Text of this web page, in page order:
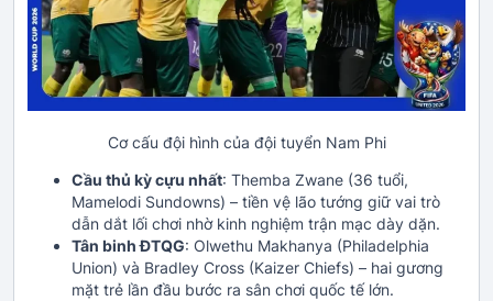
Cơ cấu đội hình của đội tuyển Nam Phi
Cầu thủ kỳ cựu nhất: Themba Zwane (36 tuổi,
Mamelodi Sundowns) – tiền vệ lão tướng giữ vai trò
dẫn dắt lối chơi nhờ kinh nghiệm trận mạc dày dặn.
Tân binh ĐTQG: Olwethu Makhanya (Philadelphia
Union) và Bradley Cross (Kaizer Chiefs) – hai gương
mặt trẻ lần đầu bước ra sân chơi quốc tế lớn.